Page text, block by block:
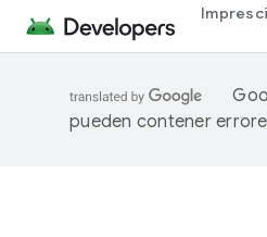
pueden contener